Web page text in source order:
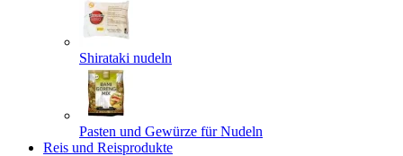
Shirataki nudeln
Pasten und Gewürze für Nudeln
Reis und Reisprodukte